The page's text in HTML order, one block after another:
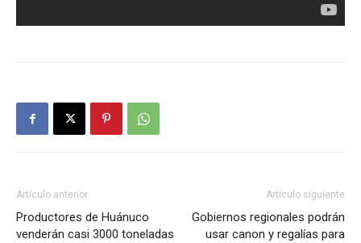
Artículo anterior
Productores de Huánuco
venderán casi 3000 toneladas
Artículo siguiente
Gobiernos regionales podrán
usar canon y regalías para